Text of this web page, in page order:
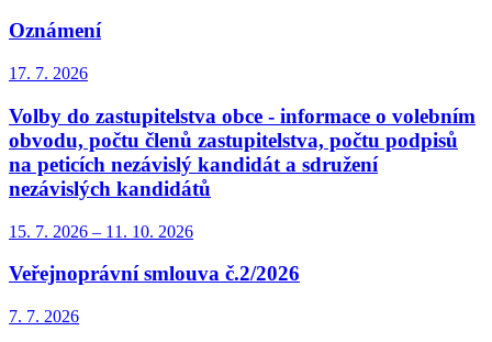
Oznámení
17. 7. 2026
Volby do zastupitelstva obce - informace o volebním
obvodu, počtu členů zastupitelstva, počtu podpisů
na peticích nezávislý kandidát a sdružení
nezávislých kandidátů
15. 7. 2026 – 11. 10. 2026
Veřejnoprávní smlouva č.2/2026
7. 7. 2026